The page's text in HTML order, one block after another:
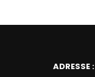
ADRESSE :